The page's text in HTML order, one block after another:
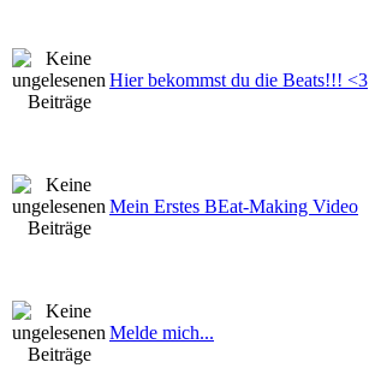
Hier bekommst du die Beats!!! <3
Mein Erstes BEat-Making Video
Melde mich...